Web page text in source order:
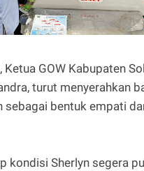
Ketua GOW Kabupaten
turut menyerahkan
sebagai bentuk empati
kondisi Sherlyn segera